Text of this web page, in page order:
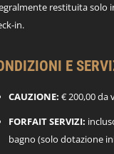
restituita solo
in.
E
CAUZIONE: € 200,00 da
FORFAIT SERVIZI:
bagno (solo dotazione